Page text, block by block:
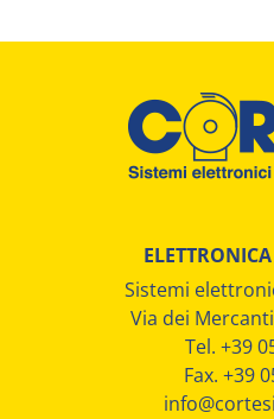
Sistemi
Via dei
Tel. +39
Fax. +39